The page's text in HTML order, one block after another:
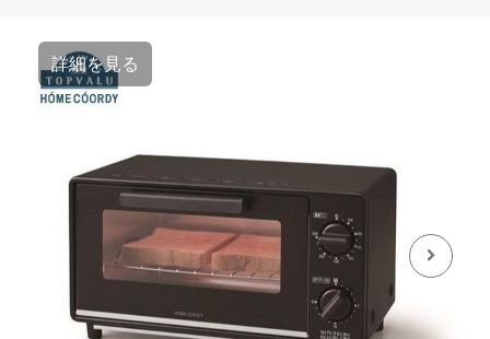
詳細を見る